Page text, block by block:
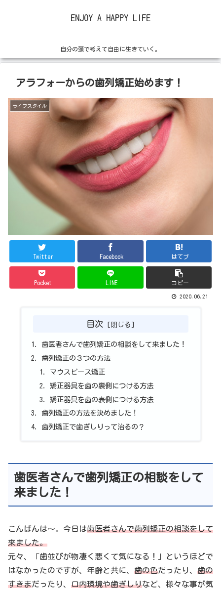
ENJOY A HAPPY LIFE
自分の頭で考えて自由に生きていく。
アラフォーからの歯列矯正始めます！
ライフスタイル
Twitter Facebook はてブ
Pocket LINE コピー
2020.06.21
目次
歯医者さんで歯列矯正の相談をして来ました！
歯列矯正の３つの方法
マウスピース矯正
矯正器具を歯の裏側につける方法
矯正器具を歯の表側につける方法
歯列矯正の方法を決めました！
歯列矯正で歯ぎしりって治るの？
歯医者さんで歯列矯正の相談をして
来ました！
こんばんは～。今日は歯医者さんで歯列矯正の相談をして
来ました。
元々、「歯並びが物凄く悪くて気になる！」というほどで
はなかったのですが、年齢と共に、 歯の色だったり、 歯の
すきまだったり、 口内環境や歯ぎしりなど、様々な事が気